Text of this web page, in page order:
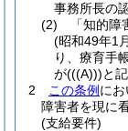
事務所長の
(2)
「知的
(昭和49年1
り、療育手
が(((A)))と
2
この条例 に
障害者を現に
(支給要件)